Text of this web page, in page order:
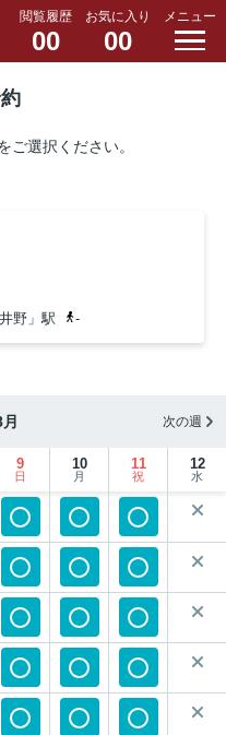
閲覧履歴
00
お気に入り
00
メニュー
ご選択ください。
野」駅 -
次の週
9
日
10
月
11
祝
12
水